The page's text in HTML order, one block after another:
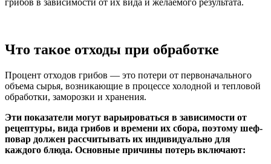
Что такое отходы при обработке
Процент отходов грибов — это потери от первоначального
объема сырья, возникающие в процессе холодной и тепловой
обработки, заморозки и хранения.
Эти показатели могут варьироваться в зависимости от
рецептуры, вида грибов и времени их сбора, поэтому шеф-
повар должен рассчитывать их индивидуально для
каждого блюда. Основные причины потерь включают: